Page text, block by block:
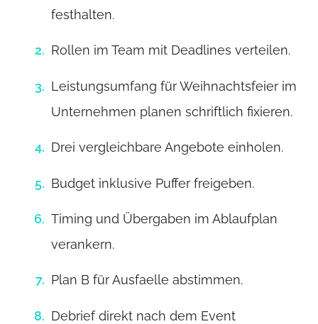
festhalten.
Rollen im Team mit Deadlines verteilen.
Leistungsumfang für Weihnachtsfeier im
Unternehmen planen schriftlich fixieren.
Drei vergleichbare Angebote einholen.
Budget inklusive Puffer freigeben.
Timing und Übergaben im Ablaufplan
verankern.
Plan B für Ausfaelle abstimmen.
Debrief direkt nach dem Event